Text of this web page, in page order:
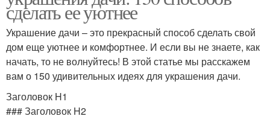
сделать ее уютнее
Украшение дачи – это прекрасный способ сделать свой
дом еще уютнее и комфортнее. И если вы не знаете, как
начать, то не волнуйтесь! В этой статье мы расскажем
вам о 150 удивительных идеях для украшения дачи.
Заголовок H1
### Заголовок H2